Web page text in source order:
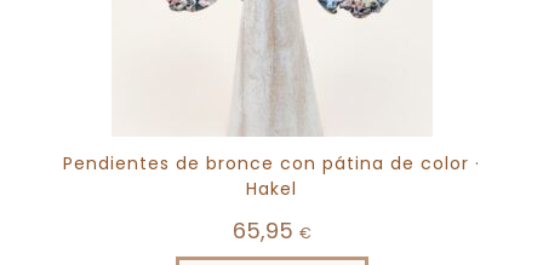
Pendientes de bronce con pátina de color ·
Hakel
65,95 €